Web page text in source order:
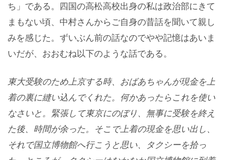
ち」である。四国の高松高校出身の私は政治部にきて
まもない頃、中村さんからご自身の昔話を聞いて親し
みを感じた。ずいぶん前の話なのでやや記憶はあいま
いだが、おおむね以下のような話である。
東大受験のため上京する時、おばあちゃんが現金を上
着の裏に縫い込んでくれた。何かあったらこれを使い
なさいと。緊張して東京にのぼり、無事に受験を終え
た後、時間が余った。そこで上着の現金を思い出し、
それで国立博物館へ行こうと思い、タクシーを拾っ